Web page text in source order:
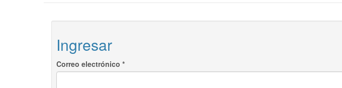
Ingresar
Correo electrónico *